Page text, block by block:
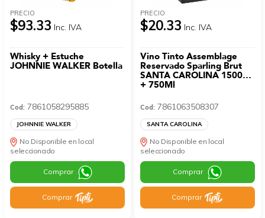
PRECIO
$93.33 Inc. IVA
Whisky + Estuche
JOHNNIE WALKER Botella
Cod: 7861058295885
JOHNNIE WALKER
No Disponible en local
seleccionado
Comprar
Comprar
PRECIO
$20.33 Inc. IVA
Vino Tinto Assemblage
Reservado Sparling Brut
SANTA CAROLINA 1500Ml
+ 750Ml
Cod: 7861063508307
SANTA CAROLINA
No Disponible en local
seleccionado
Comprar
Comprar